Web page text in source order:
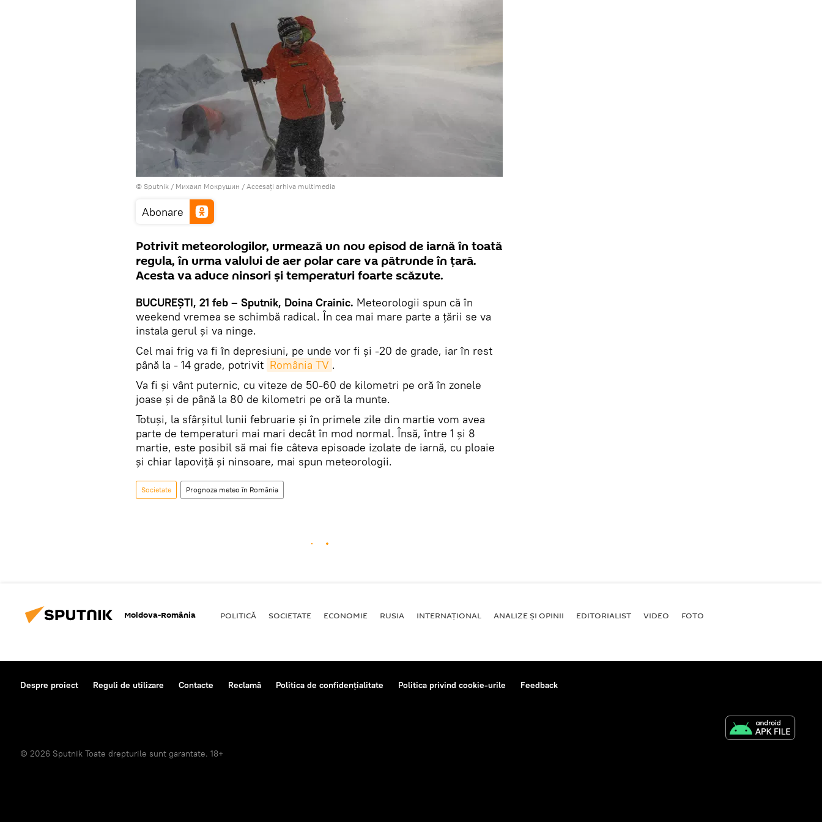
© Sputnik / Михаил Мокрушин / Accesați arhiva multimedia
Abonare
Potrivit meteorologilor, urmează un nou episod de iarnă în toată
regula, în urma valului de aer polar care va pătrunde în ţară.
Acesta va aduce ninsori şi temperaturi foarte scăzute.
BUCUREŞTI, 21 feb – Sputnik, Doina Crainic. Meteorologii spun că în
weekend vremea se schimbă radical. În cea mai mare parte a ţării se va
instala gerul şi va ninge.
Cel mai frig va fi în depresiuni, pe unde vor fi şi -20 de grade, iar în rest
până la - 14 grade, potrivit România TV .
Va fi şi vânt puternic, cu viteze de 50-60 de kilometri pe oră în zonele
joase şi de până la 80 de kilometri pe oră la munte.
Totuşi, la sfârşitul lunii februarie şi în primele zile din martie vom avea
parte de temperaturi mai mari decât în mod normal. Însă, între 1 şi 8
martie, este posibil să mai fie câteva episoade izolate de iarnă, cu ploaie
şi chiar lapoviţă şi ninsoare, mai spun meteorologii.
Societate Prognoza meteo în România
Moldova-România POLITICĂ SOCIETATE ECONOMIE RUSIA INTERNAŢIONAL ANALIZE ȘI OPINII EDITORIALIST VIDEO FOTO
Despre proiect Reguli de utilizare Contacte Reclamă Politica de confidențialitate Politica privind cookie-urile Feedback
© 2026 Sputnik Toate drepturile sunt garantate. 18+